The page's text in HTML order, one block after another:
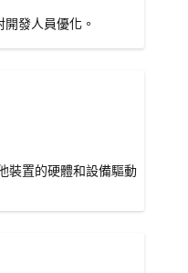
發人員優化。
裝置的硬體和設備驅動